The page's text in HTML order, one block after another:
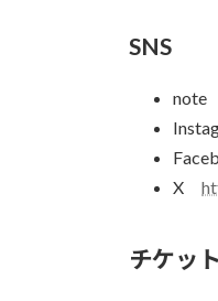
SNS
note
X
チケッ